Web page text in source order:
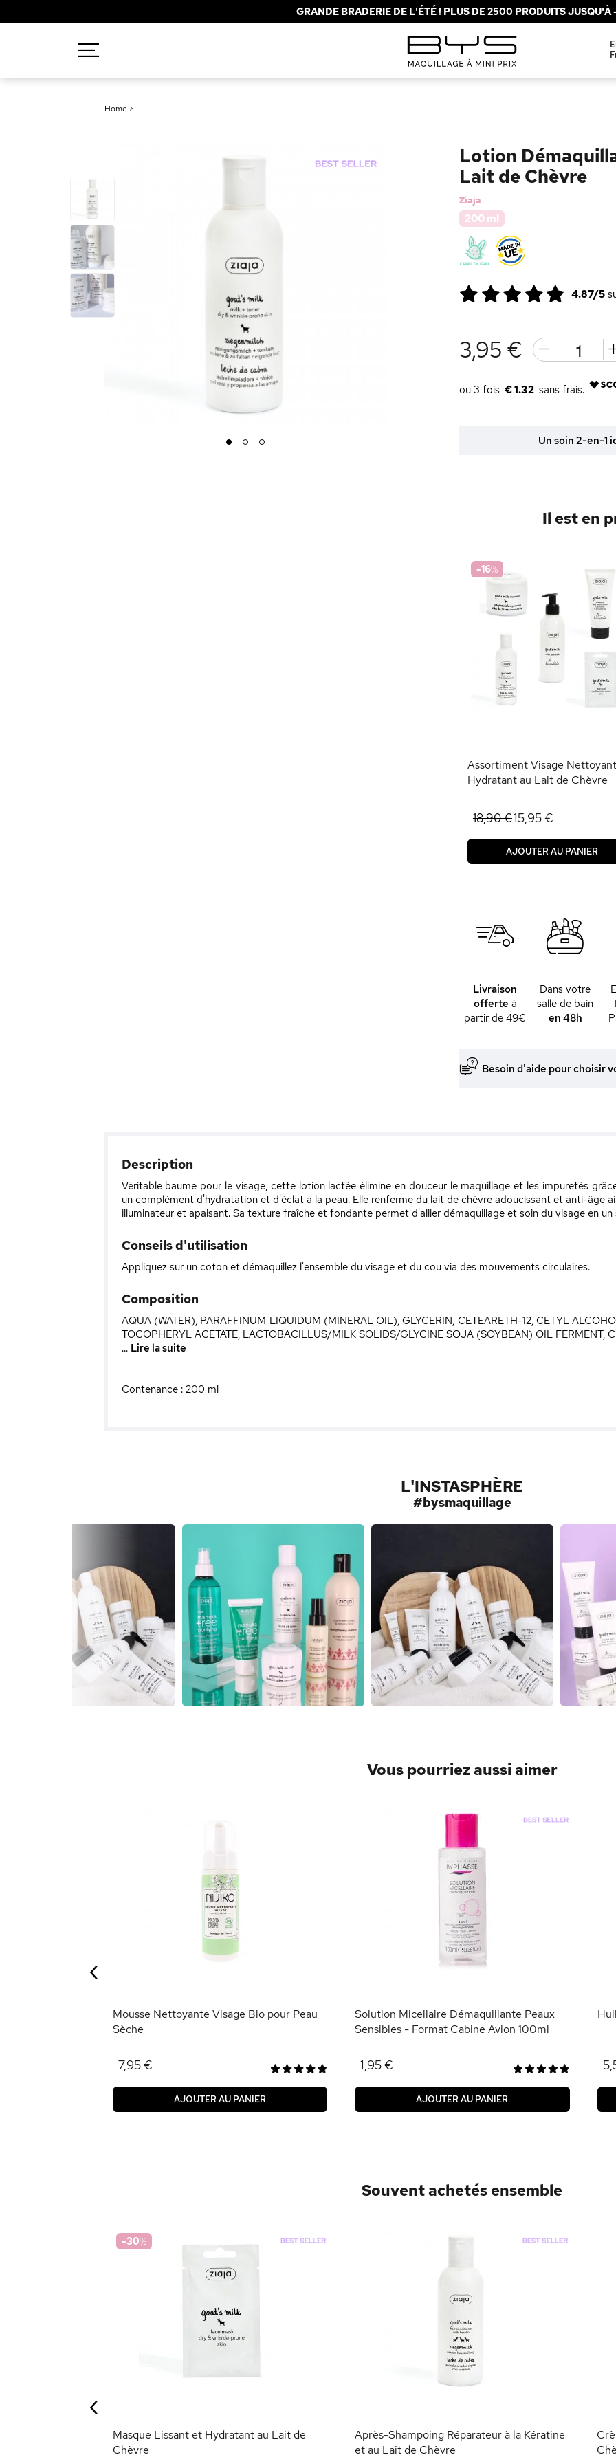
GRANDE BRADERIE DE L'ÉTÉ ! PLUS DE 2500 PRODUITS JUSQU'À
Home >
1 2 3
Lotion
Lait de Chèvre
Ziaja
200 ml
4.87/5
3,95 €
€ 1.32
Un soin 2-en-1
Il est en
-16%
Assortiment Visage
Hydratant au Lait de Chèvre
18,90 €15,95 €
AJOUTER AU PANIER
Livraison
offerte à
partir de 49€
Dans votre
salle de bain
en 48h
Besoin d'aide pour choisir
Description
Véritable baume pour le visage, cette lotion lactée élimine en douceur le maquillage et les impuretés
un complément d'hydratation et d'éclat à la peau. Elle renferme du lait de chèvre adoucissant et anti-âge
illuminateur et apaisant. Sa texture fraîche et fondante permet d'allier démaquillage et soin du visage en un
Conseils d'utilisation
Appliquez sur un coton et démaquillez l'ensemble du visage et du cou via des mouvements circulaires.
Composition
AQUA (WATER), PARAFFINUM LIQUIDUM (MINERAL OIL), GLYCERIN, CETEARETH-12, CETYL
TOCOPHERYL ACETATE, LACTOBACILLUS/MILK SOLIDS/GLYCINE SOJA (SOYBEAN) OIL FERMENT, C
... Lire la suite
Contenance : 200 ml
L'INSTASPHÈRE
#bysmaquillage
Vous pourriez aussi aimer
Mousse Nettoyante Visage Bio pour Peau
Sèche
7,95 €
AJOUTER AU PANIER
Solution Micellaire Démaquillante Peaux
Sensibles - Format Cabine Avion 100ml
1,95 €
AJOUTER AU PANIER
‹
Souvent achetés ensemble
-30%
Masque Lissant et Hydratant au Lait de
Chèvre
Après-Shampoing Réparateur à la Kératine
et au Lait de Chèvre
‹
Solaire
Brumes
Blush
Rouge à Lèvres